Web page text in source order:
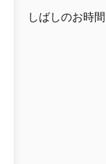
しばしのお時